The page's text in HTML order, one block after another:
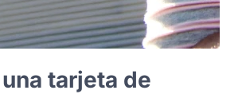
tarjeta de